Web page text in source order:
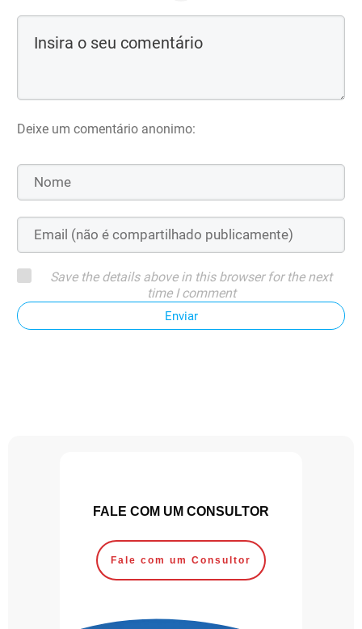
Deixe um comentário anonimo:
Save the details above in this browser for the next
time I comment
Enviar
FALE COM UM CONSULTOR
Fale com um Consultor